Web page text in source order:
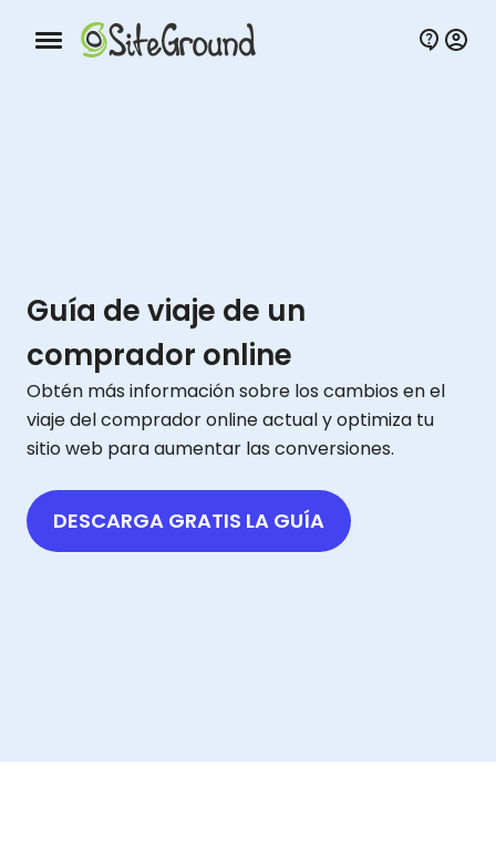
Botón de navegación móvil
Guía de viaje de un
comprador online
Obtén más información sobre los cambios en el
viaje del comprador online actual y optimiza tu
sitio web para aumentar las conversiones.
DESCARGA GRATIS LA GUÍA